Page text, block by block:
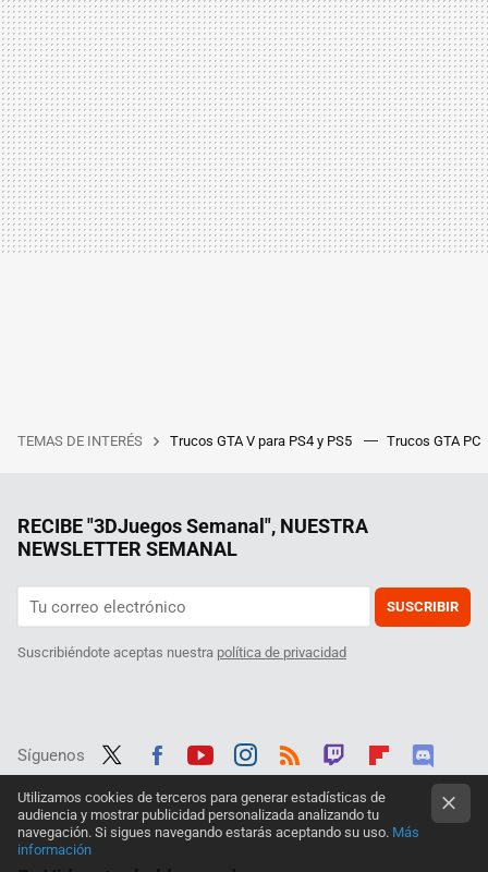
TEMAS DE INTERÉS Trucos GTA V para PS4 y PS5 Trucos GTA PC
RECIBE "3DJuegos Semanal", NUESTRA
NEWSLETTER SEMANAL
SUSCRIBIR
Suscribiéndote aceptas nuestra política de privacidad
Síguenos
Twit
ter
Fac
ebo
ube
agra
Twit
ch
Flip
boar
Disc
ord
Utilizamos cookies de terceros para generar estadísticas de
audiencia y mostrar publicidad personalizada analizando tu
navegación. Si sigues navegando estarás aceptando su uso. Más
información